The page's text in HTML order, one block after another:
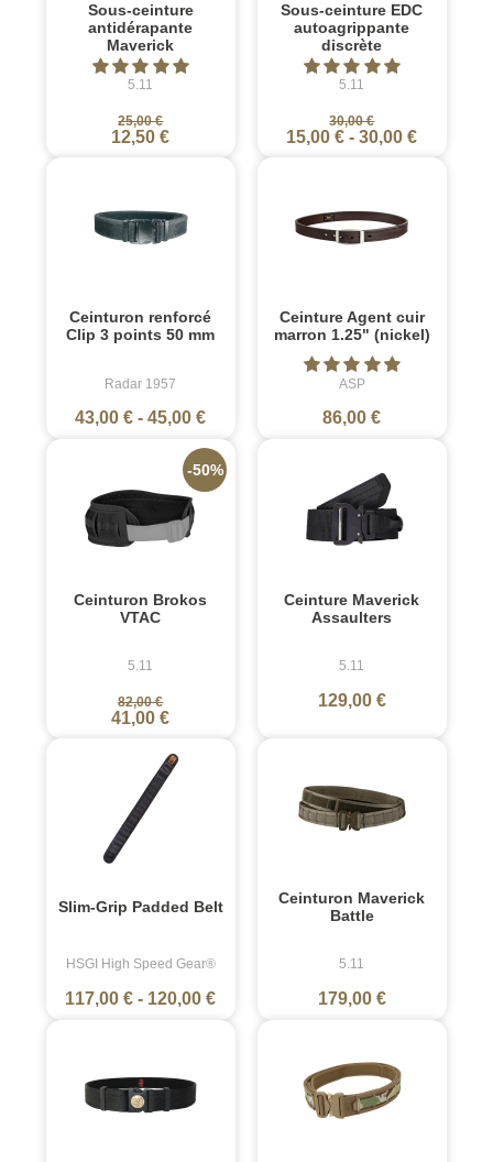
Sous-ceinture
antidérapante
Maverick
5.11
25,00 €
12,50 €
Sous-ceinture EDC
autoagrippante
discrète
5.11
30,00 €
15,00 € -30,00 €
Ceinturon renforcé
Clip 3 points 50 mm
Radar 1957
43,00 € -45,00 €
Ceinture Agent cuir
marron 1.25" (nickel)
ASP
86,00 €
Ceinturon Brokos
VTAC
5.11
82,00 €
41,00 €
-50%
Ceinture Maverick
Assaulters
5.11
129,00 €
Slim-Grip Padded Belt
HSGI High Speed Gear®
117,00 € - 120,00 €
Ceinturon Maverick
Battle
5.11
179,00 €